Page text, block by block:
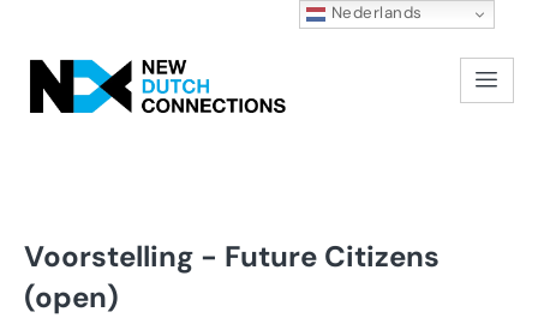
Voorstelling - Future Citizens
(open)
Nederlands